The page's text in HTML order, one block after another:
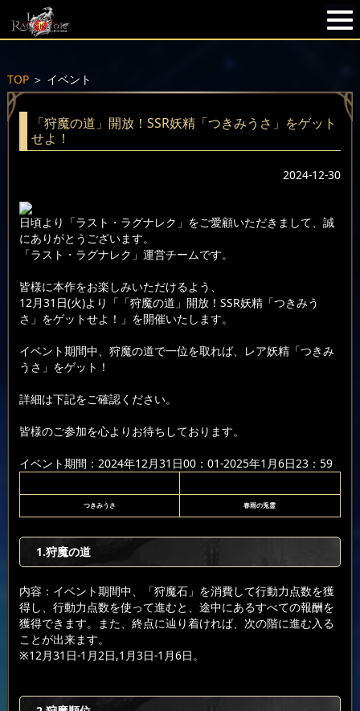
TOP＞ イベント
「狩魔の道」開放！SSR妖精「つきみうさ」をゲット
せよ！
2024-12-30
日頃より「ラスト・ラグナレク」をご愛顧いただきまして、誠
にありがとうございます。
「ラスト・ラグナレク」運営チームです。
皆様に本作をお楽しみいただけるよう、
12月31日(火)より「「狩魔の道」開放！SSR妖精「つきみう
さ」をゲットせよ！」を開催いたします。
イベント期間中、狩魔の道で一位を取れば、レア妖精「つきみ
うさ」をゲット！
詳細は下記をご確認ください。
皆様のご参加を心よりお待ちしております。
イベント期間：2024年12月31日00：01-2025年1月6日23：59
つきみうさ 春雨の兎霊
1.狩魔の道
内容：イベント期間中、「狩魔石」を消費して行動力点数を獲
得し、行動力点数を使って進むと、途中にあるすべての報酬を
獲得できます。また、終点に辿り着ければ、次の階に進む入る
ことが出来ます。
※12月31日-1月2日,1月3日-1月6日。